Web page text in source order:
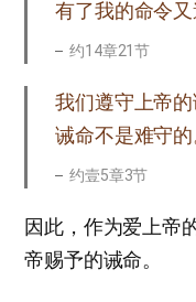
有了我的命令又
约14章21节
我们遵守上帝
诫命不是难守的
约壹5章3节
因此，作为爱上帝
帝赐予的诫命。